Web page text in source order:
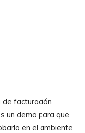
de facturación
un demo para que
en el ambiente